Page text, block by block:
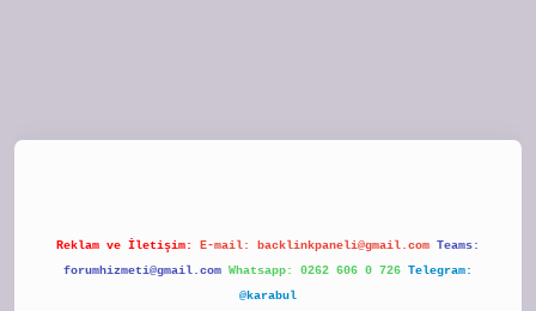
Reklam ve İletişim: E-mail: backlinkpaneli@gmail.com Teams:
forumhizmeti@gmail.com Whatsapp: 0262 606 0 726 Telegram:
@karabul